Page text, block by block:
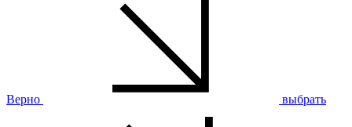
Верно выбрать